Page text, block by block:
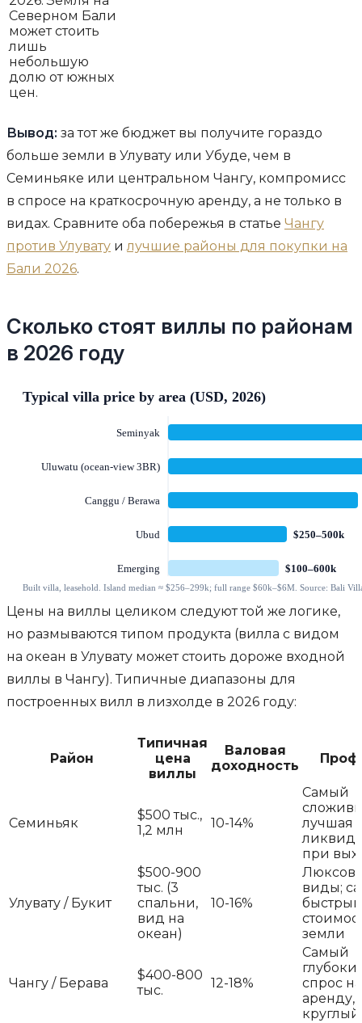
Северном Бали
может стоить
лишь
небольшую
долю от южных
цен.
Вывод: за тот же бюджет вы получите гораздо
больше земли в Улувату или Убуде, чем в
Семиньяке или центральном Чангу, компромисс
в спросе на краткосрочную аренду, а не только в
видах. Сравните оба побережья в статье Чангу
против Улувату илучшие районы для покупки на
Бали 2026.
Сколько стоят виллы по районам
в 2026 году
Цены на виллы целиком следуют той же логике,
но размываются типом продукта (вилла с видом
на океан в Улувату может стоить дороже входной
виллы в Чангу). Типичные диапазоны для
построенных вилл в лизхолде в 2026 году:
Район
Типичная
цена
виллы
Валовая
доходность
Семиньяк
$500 тыс.,
1,2 млн
10-14%
Самый
лучшая
при
Улувату / Букит
$500-900
тыс. (3
спальни,
вид на
океан)
10-16%
виды;
земли
Чангу / Берава
$400-800
тыс.
12-18%
Самый
спрос на
аренду,